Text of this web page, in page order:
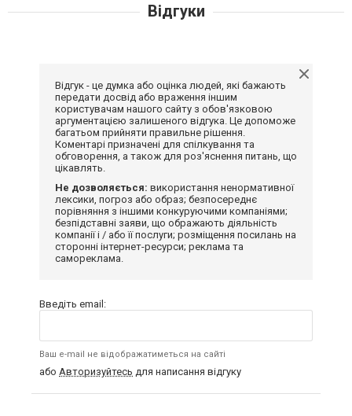
Відгуки
Відгук - це думка або оцінка людей, які бажають
передати досвід або враження іншим
користувачам нашого сайту з обов'язковою
аргументацією залишеного відгука. Це допоможе
багатьом прийняти правильне рішення.
Коментарі призначені для спілкування та
обговорення, а також для роз'яснення питань, що
цікавлять.
Не дозволяється: використання ненормативної
лексики, погроз або образ; безпосереднє
порівняння з іншими конкуруючими компаніями;
безпідставні заяви, що ображають діяльність
компанії і / або її послуги; розміщення посилань на
сторонні інтернет-ресурси; реклама та
самореклама.
Введіть email:
Ваш e-mail не відображатиметься на сайті
або Авторизуйтесь для написання відгуку